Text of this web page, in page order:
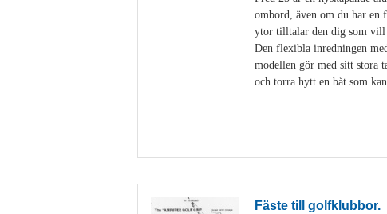
ombord, även om du har en
ytor tilltalar den dig som vill
Den flexibla inredningen
modellen gör med sitt stora
och torra hytt en båt som
Fäste till golfklubbor.